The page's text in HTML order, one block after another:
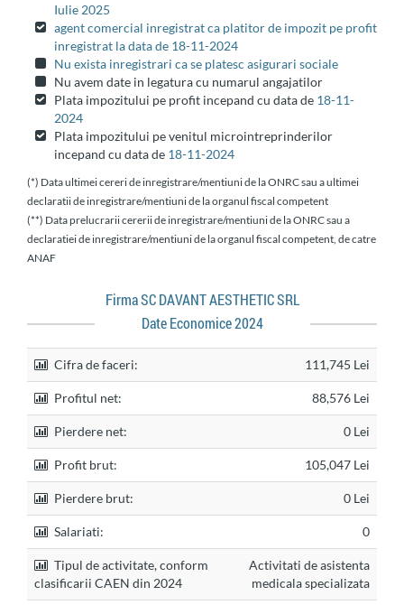
Iulie 2025
agent comercial inregistrat ca platitor de impozit pe profit
inregistrat la data de 18-11-2024
Nu exista inregistrari ca se platesc asigurari sociale
Nu avem date in legatura cu numarul angajatilor
Plata impozitului pe profit incepand cu data de 18-11-
2024
Plata impozitului pe venitul microintreprinderilor
incepand cu data de 18-11-2024
(*) Data ultimei cereri de inregistrare/mentiuni de la ONRC sau a ultimei
declaratii de inregistrare/mentiuni de la organul fiscal competent
(**) Data prelucrarii cererii de inregistrare/mentiuni de la ONRC sau a
declaratiei de inregistrare/mentiuni de la organul fiscal competent, de catre
ANAF
Firma SC DAVANT AESTHETIC SRL
Date Economice 2024
Cifra de faceri: 111,745 Lei
Profitul net: 88,576 Lei
Pierdere net: 0 Lei
Profit brut: 105,047 Lei
Pierdere brut: 0 Lei
Salariati: 0
Tipul de activitate, conform
clasificarii CAEN din 2024
Activitati de asistenta
medicala specializata